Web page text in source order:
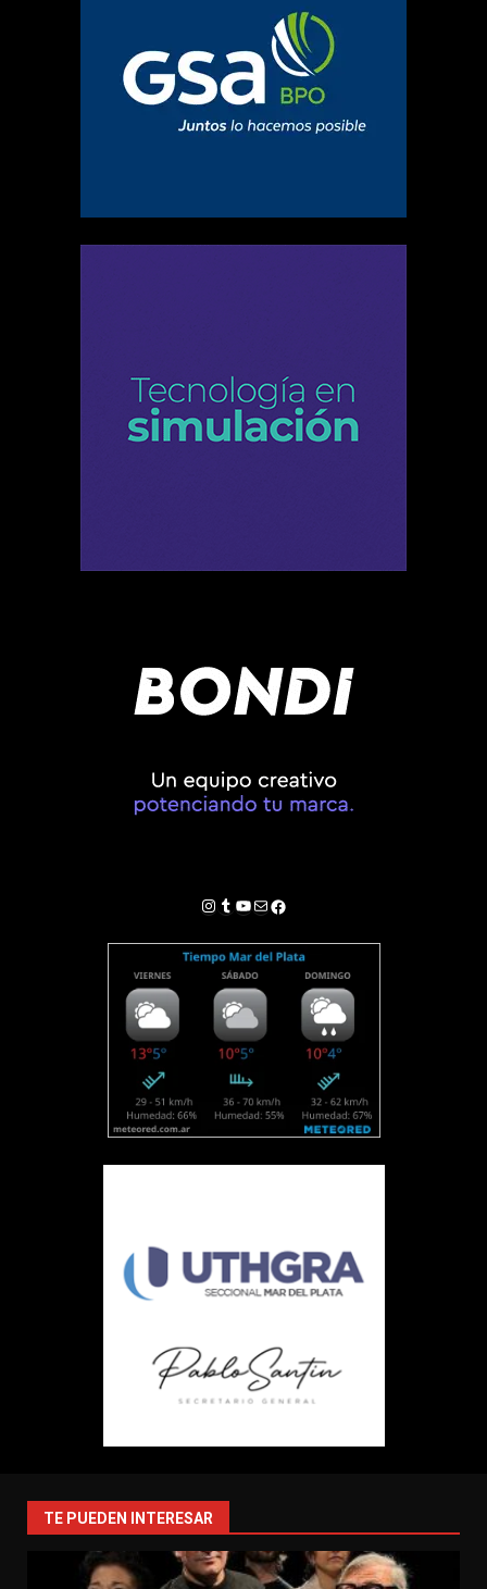
Instagram
Tumblr
YouTube
Correo electrónico
Facebook
TE PUEDEN INTERESAR